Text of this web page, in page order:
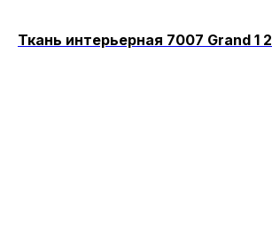
Ткань интерьерная 7007 Grand 1 2